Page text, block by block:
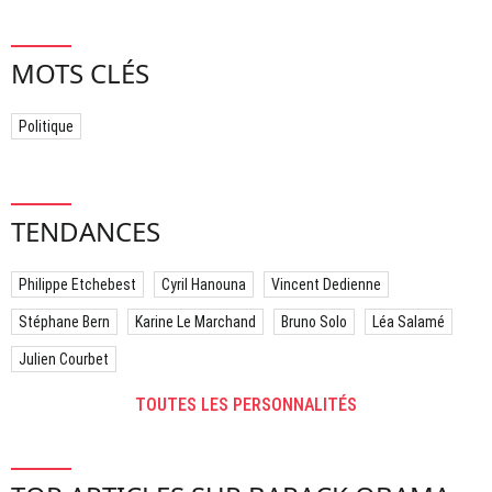
MOTS CLÉS
Politique
TENDANCES
Philippe Etchebest Cyril Hanouna Vincent Dedienne
Stéphane Bern Karine Le Marchand Bruno Solo Léa Salamé
Julien Courbet
TOUTES LES PERSONNALITÉS